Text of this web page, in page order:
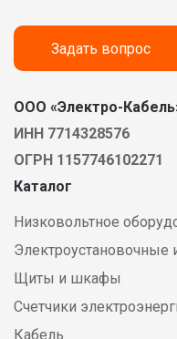
Задать вопрос
ООО «Электро-
ИНН 7714328576
ОГРН 1157746102271
Каталог
Низковольтное
Электроустановочные
Щиты и шкафы
Счетчики
Кабель